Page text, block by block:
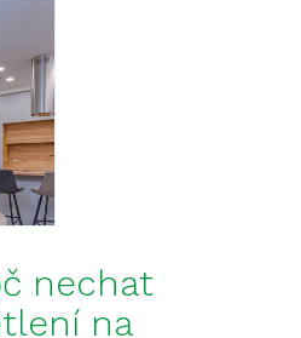
nechat
na